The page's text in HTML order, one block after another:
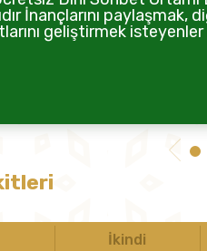
İnançlarını paylaşmak,
geliştirmek
İkindi